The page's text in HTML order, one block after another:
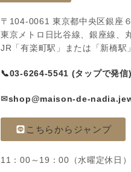
〒104-0061 東京都中央区銀座
東京メトロ日比谷線、銀座線、
JR「有楽町駅」または「新橋駅
📞03-6264-5541 (タップで発信)
✉shop@maison-de-
こちらからジャンプ
11：00～19：00（水曜定休日）